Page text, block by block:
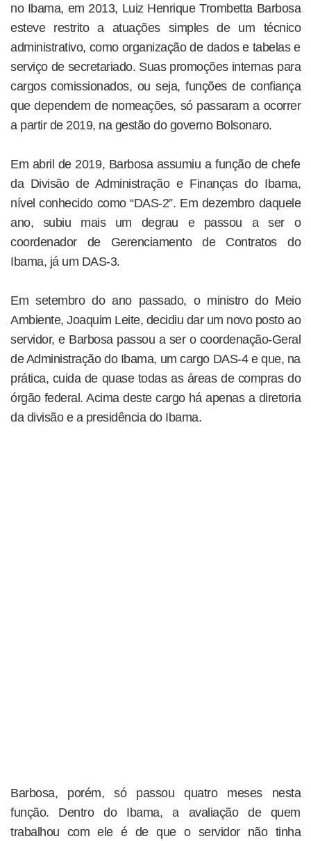
no Ibama, em 2013, Luiz Henrique Trombetta Barbosa
esteve restrito a atuações simples de um técnico
administrativo, como organização de dados e tabelas e
serviço de secretariado. Suas promoções internas para
cargos comissionados, ou seja, funções de confiança
que dependem de nomeações, só passaram a ocorrer
a partir de 2019, na gestão do governo Bolsonaro.
Em abril de 2019, Barbosa assumiu a função de chefe
da Divisão de Administração e Finanças do Ibama,
nível conhecido como “DAS-2”. Em dezembro daquele
ano, subiu mais um degrau e passou a ser o
coordenador de Gerenciamento de Contratos do
Ibama, já um DAS-3.
Em setembro do ano passado, o ministro do Meio
Ambiente, Joaquim Leite, decidiu dar um novo posto ao
servidor, e Barbosa passou a ser o coordenação-Geral
de Administração do Ibama, um cargo DAS-4 e que, na
prática, cuida de quase todas as áreas de compras do
órgão federal. Acima deste cargo há apenas a diretoria
da divisão e a presidência do Ibama.
Barbosa, porém, só passou quatro meses nesta
função. Dentro do Ibama, a avaliação de quem
trabalhou com ele é de que o servidor não tinha